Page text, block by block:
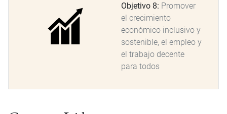
Objetivo 8: Promover
el crecimiento
económico inclusivo y
sostenible, el empleo y
el trabajo decente
para todos